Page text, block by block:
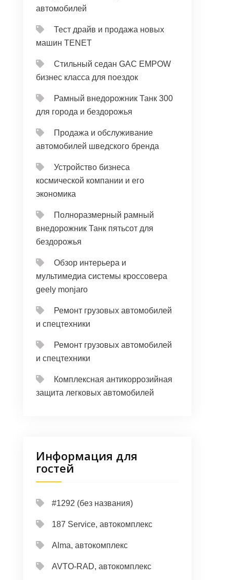
автомобилей
Тест драйв и продажа новых
машин TENET
Стильный седан GAC EMPOW
бизнес класса для поездок
Рамный внедорожник Танк 300
для города и бездорожья
Продажа и обслуживание
автомобилей шведского бренда
Устройство бизнеса
космической компании и его
экономика
Полноразмерный рамный
внедорожник Танк пятьсот для
бездорожья
Обзор интерьера и
мультимедиа системы кроссовера
geely monjaro
Ремонт грузовых автомобилей
и спецтехники
Ремонт грузовых автомобилей
и спецтехники
Комплексная антикоррозийная
защита легковых автомобилей
Информация для
гостей
#1292 (без названия)
187 Service, автокомплекс
Alma, автокомплекс
AVTO-RAD, автокомплекс